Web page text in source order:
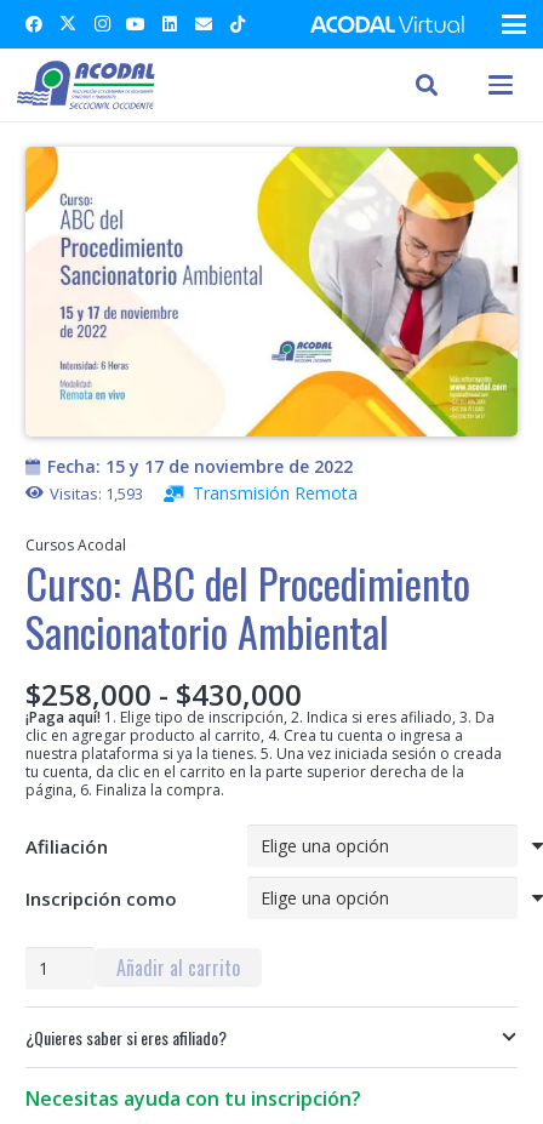
Fecha: 15 y 17 de noviembre de 2022
Visitas: 1,593 Transmisión Remota
Cursos Acodal
Curso: ABC del Procedimiento
Sancionatorio Ambiental
$258,000 - $430,000
de
precios:
desde
hasta
$430,000
¡Paga aquí! 1. Elige tipo de inscripción, 2. Indica si eres afiliado, 3. Da
clic en agregar producto al carrito, 4. Crea tu cuenta o ingresa a
nuestra plataforma si ya la tienes. 5. Una vez iniciada sesión o creada
tu cuenta, da clic en el carrito en la parte superior derecha de la
página, 6. Finaliza la compra.
Afiliación
Inscripción como
Curso:
del
Procedimiento
Sancionatorio
Ambiental
Añadir al carrito
¿Quieres saber si eres afiliado?
Necesitas ayuda con tu inscripción?